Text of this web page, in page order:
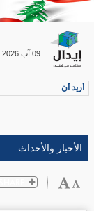
09.آب.2026
أريد أن